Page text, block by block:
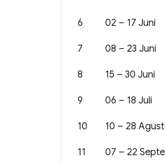
6 02 – 17 Juni
7 08 – 23 Juni
8 15 – 30 Juni
9 06 – 18 Juli
10 10 – 28
11 07 – 22